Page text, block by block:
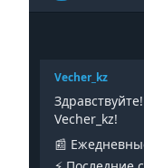
Vecher_kz
Vecher_kz!
📰